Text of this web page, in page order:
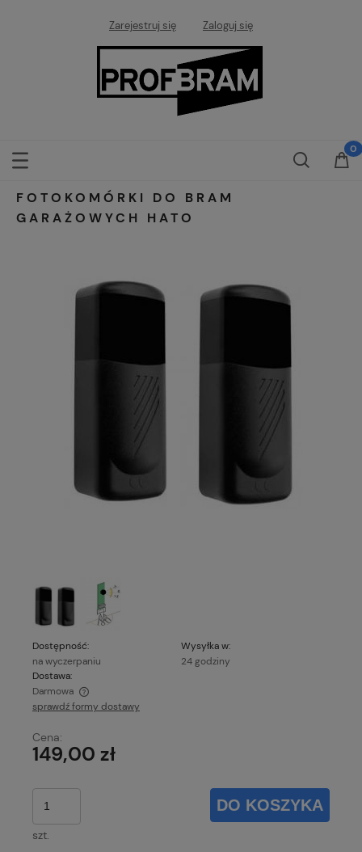
Zarejestruj się Zaloguj się
FOTOKOMÓRKI DO BRAM
GARAŻOWYCH HATO
Dostępność:
na wyczerpaniu
Wysyłka w:
24 godziny
Dostawa:
Darmowa
Cena nie zawiera ewentualnych kosztów płatności
sprawdź formy dostawy
Cena:
149,00 zł
szt.
DO KOSZYKA